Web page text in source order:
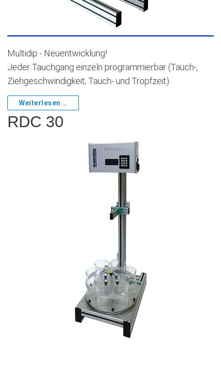
RDC 30
Multidip - Neuentwicklung!
Jeder Tauchgang einzeln programmierbar (Tauch-,
Ziehgeschwindigkeit, Tauch- und Tropfzeit)
Weiterlesen …